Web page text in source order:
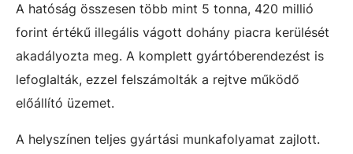
A hatóság összesen több mint 5 tonna, 420 millió
forint értékű illegális vágott dohány piacra kerülését
akadályozta meg. A komplett gyártóberendezést is
lefoglalták, ezzel felszámolták a rejtve működő
előállító üzemet.
A helyszínen teljes gyártási munkafolyamat zajlott.